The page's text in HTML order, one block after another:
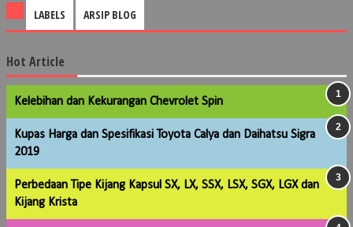
LABELS ARSIP BLOG
Hot Article
Kelebihan dan Kekurangan Chevrolet Spin
Kupas Harga dan Spesifikasi Toyota Calya dan Daihatsu Sigra
2019
Perbedaan Tipe Kijang Kapsul SX, LX, SSX, LSX, SGX, LGX dan
Kijang Krista